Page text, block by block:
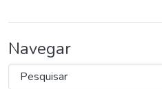
Navegar